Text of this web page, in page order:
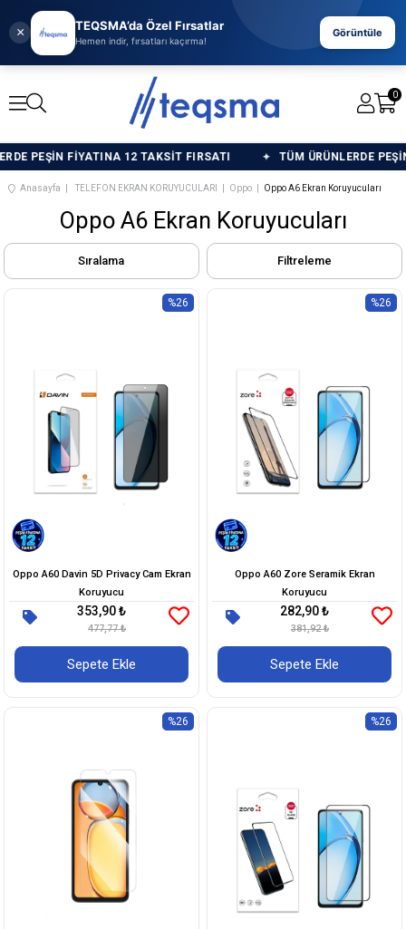
× TEQSMA’da Özel Fırsatlar
Hemen indir, fırsatları kaçırma!
Görüntüle
0
PEŞİN FİYATINA 12 TAKSİT FIRSATI TÜM ÜRÜNLERDE PEŞİN
Anasayfa TELEFON EKRAN KORUYUCULARI Oppo Oppo A6 Ekran Koruyucuları
Oppo A6 Ekran Koruyucuları
Filtreleme
Sıralama
Oppo A60 Davin 5D Privacy Cam Ekran
Koruyucu
353,90 ₺
477,77 ₺
Sepete Ekle
%26
Oppo A60 Zore Seramik Ekran
Koruyucu
282,90 ₺
381,92 ₺
Sepete Ekle
%26
%26 %26